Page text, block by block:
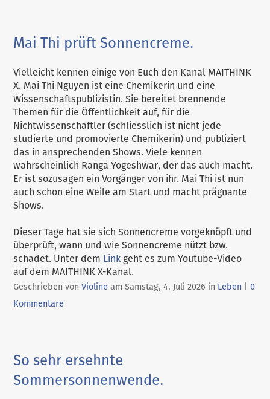
Mai Thi prüft Sonnencreme.
Vielleicht kennen einige von Euch den Kanal MAITHINK
X. Mai Thi Nguyen ist eine Chemikerin und eine
Wissenschaftspublizistin. Sie bereitet brennende
Themen für die Öffentlichkeit auf, für die
Nichtwissenschaftler (schliesslich ist nicht jede
studierte und promovierte Chemikerin) und publiziert
das in ansprechenden Shows. Viele kennen
wahrscheinlich Ranga Yogeshwar, der das auch macht.
Er ist sozusagen ein Vorgänger von ihr. Mai Thi ist nun
auch schon eine Weile am Start und macht prägnante
Shows.
Dieser Tage hat sie sich Sonnencreme vorgeknöpft und
überprüft, wann und wie Sonnencreme nützt bzw.
schadet. Unter dem Link geht es zum Youtube-Video
auf dem MAITHINK X-Kanal.
Geschrieben vonVioline amSamstag, 4. Juli 2026 in Kategorien:
Leben |0
Kommentare
So sehr ersehnte
Sommersonnenwende.